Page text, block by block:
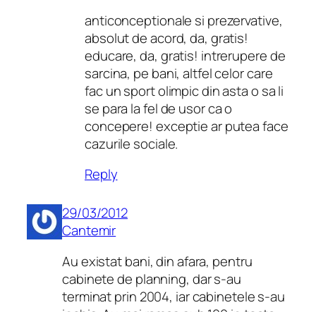
anticonceptionale si prezervative,
absolut de acord, da, gratis!
educare, da, gratis! intrerupere de
sarcina, pe bani, altfel celor care
fac un sport olimpic din asta o sa li
se para la fel de usor ca o
concepere! exceptie ar putea face
cazurile sociale.
Reply
29/03/2012
Cantemir
Au existat bani, din afara, pentru
cabinete de planning, dar s-au
terminat prin 2004, iar cabinetele s-au